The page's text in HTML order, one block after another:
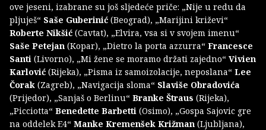
ove jeseni, izabrane su još sljedeće priče: „Nije u redu da
pljuješ“ Saše Guberinić (Beograd), „Marijini križevi“
Roberte Nikšić (Cavtat), „Elvira, vsa si v svojem imenu“
Saše Petejan (Kopar), „Dietro la porta azzurra“ Francesce
Santi (Livorno), „Mi žene se moramo držati zajedno“ Vivien
Karlović (Rijeka), „Pisma iz samoizolacije, neposlana“ Lee
Čorak (Zagreb), „Navigacija sloma“ Slaviše Obradovića
(Prijedor), „Sanjaš o Berlinu“ Branke Štraus (Rijeka),
„Picciotta“ Benedette Barbetti (Osimo), „Gospa Sajovic gre
na oddelek E4“ Manke Kremenšek Križman (Ljubljana),